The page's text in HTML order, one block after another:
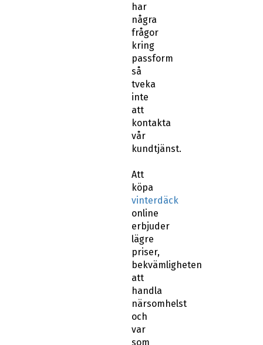
har
några
frågor
kring
passform
så
tveka
inte
att
kontakta
vår
kundtjänst.
Att
köpa
vinterdäck
online
erbjuder
lägre
priser,
bekvämligheten
att
handla
närsomhelst
och
var
som